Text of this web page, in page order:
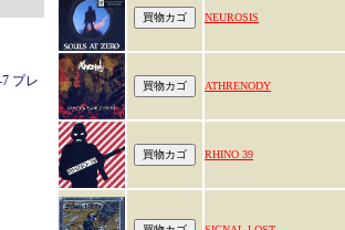
プレ
NEUROSIS
ATHRENODY
RHINO 39